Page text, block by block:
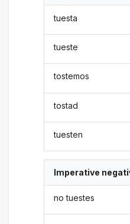
tuesta
tueste
tostemos
tostad
tuesten
Imperative
no tuestes